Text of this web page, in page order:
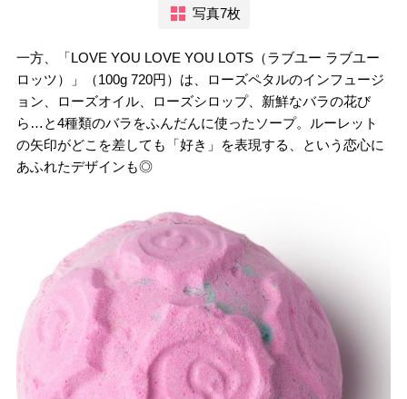
写真7枚
一方、「LOVE YOU LOVE YOU LOTS（ラブユー ラブユー
ロッツ）」（100g 720円）は、ローズペタルのインフュージ
ョン、ローズオイル、ローズシロップ、新鮮なバラの花び
ら…と4種類のバラをふんだんに使ったソープ。ルーレット
の矢印がどこを差しても「好き」を表現する、という恋心に
あふれたデザインも◎